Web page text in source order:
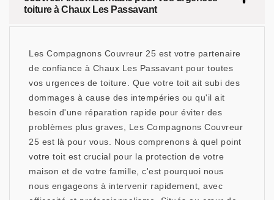
toiture à Chaux Les Passavant
Les Compagnons Couvreur 25 est votre partenaire
de confiance à Chaux Les Passavant pour toutes
vos urgences de toiture. Que votre toit ait subi des
dommages à cause des intempéries ou qu'il ait
besoin d'une réparation rapide pour éviter des
problèmes plus graves, Les Compagnons Couvreur
25 est là pour vous. Nous comprenons à quel point
votre toit est crucial pour la protection de votre
maison et de votre famille, c'est pourquoi nous
nous engageons à intervenir rapidement, avec